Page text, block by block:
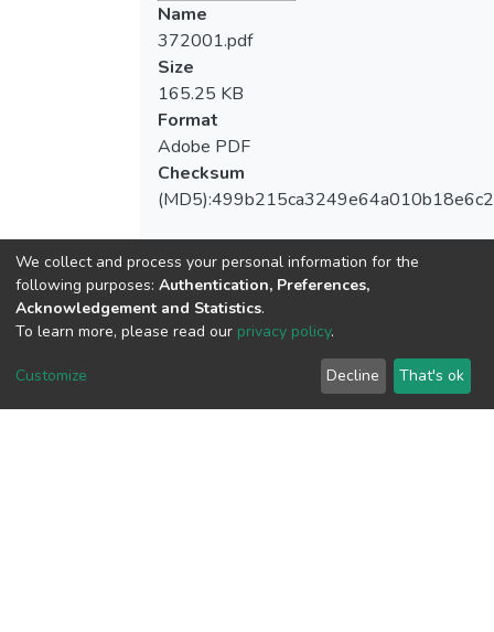
Name
372001.pdf
Size
165.25 KB
Format
Adobe PDF
Checksum
View metrics
We collect and process your personal information for the
following purposes: Authentication, Preferences,
Acknowledgement and Statistics.
To learn more, please read our privacy policy.
Customize Decline That's ok